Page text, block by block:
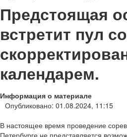
Предстоящая
встретит пул со
календарем.
Информация о материале
Опубликовано: 01.08.2024, 11:15
В настоящее время проведение
Петербурге не представляется